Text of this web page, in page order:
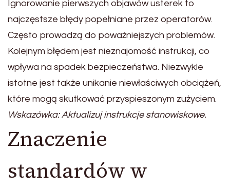
Ignorowanie pierwszych objawów usterek to
najczęstsze błędy popełniane przez operatorów.
Często prowadzą do poważniejszych problemów.
Kolejnym błędem jest nieznajomość instrukcji, co
wpływa na spadek bezpieczeństwa. Niezwykle
istotne jest także unikanie niewłaściwych obciążeń,
które mogą skutkować przyspieszonym zużyciem.
Wskazówka: Aktualizuj instrukcje stanowiskowe.
Znaczenie
standardów w